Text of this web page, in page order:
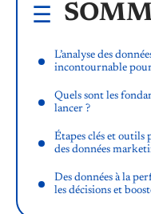
L’analyse des
incontournable
Quels sont les
lancer ?
Étapes clés et outils
des données
Des données à la
les décisions et